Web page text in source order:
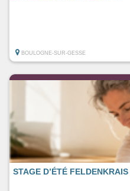
BOULOGNE-SUR-GESSE
STAGE D’ÉTÉ